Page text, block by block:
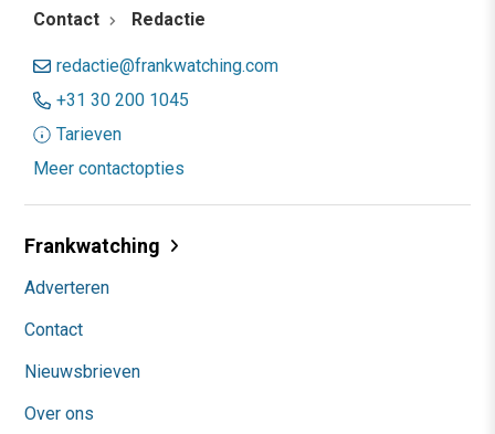
Contact Redactie
redactie@frankwatching.com
+31 30 200 1045
Tarieven
Meer contactopties
Frankwatching
Adverteren
Contact
Nieuwsbrieven
Over ons